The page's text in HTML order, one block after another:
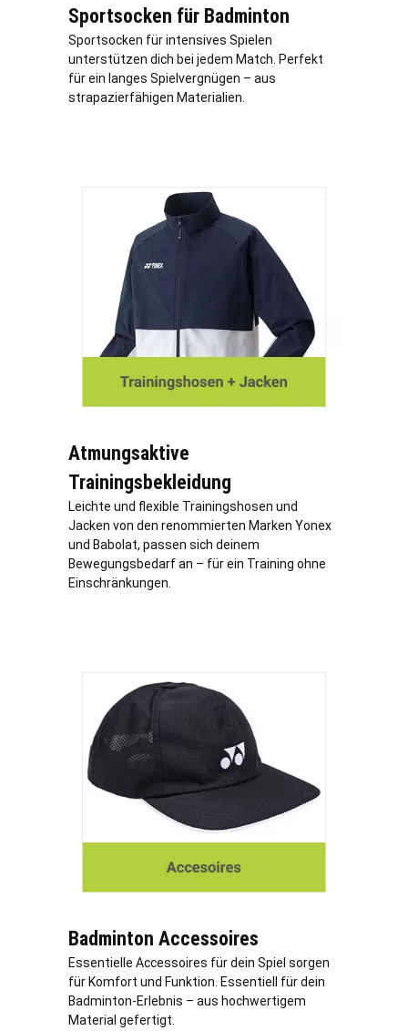
Sportsocken für Badminton
Sportsocken für intensives Spielen
unterstützen dich bei jedem Match. Perfekt
für ein langes Spielvergnügen – aus
strapazierfähigen Materialien.
Atmungsaktive
Trainingsbekleidung
Leichte und flexible Trainingshosen und
Jacken von den renommierten Marken Yonex
und Babolat, passen sich deinem
Bewegungsbedarf an – für ein Training ohne
Einschränkungen.
Badminton Accessoires
Essentielle Accessoires für dein Spiel sorgen
für Komfort und Funktion. Essentiell für dein
Badminton-Erlebnis – aus hochwertigem
Material gefertigt.